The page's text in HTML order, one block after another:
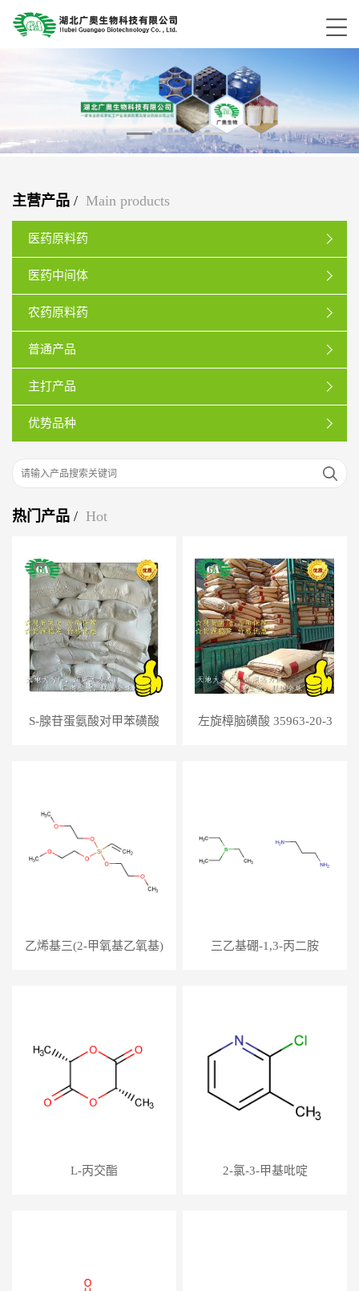
主营产品 / Main products
医药原料药
医药中间体
农药原料药
普通产品
主打产品
优势品种
热门产品 / Hot
S-腺苷蛋氨酸对甲苯磺酸
左旋樟脑磺酸 35963-20-3
乙烯基三(2-甲氧基乙氧基)
三乙基硼-1,3-丙二胺
L-丙交酯 2-氯-3-甲基吡啶